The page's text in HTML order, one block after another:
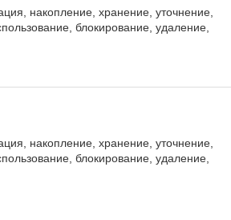
накопление, хранение, уточнение,
блокирование, удаление,
накопление, хранение, уточнение,
блокирование, удаление,